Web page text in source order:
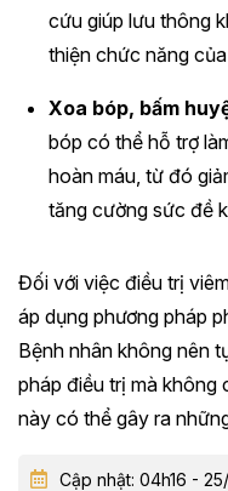
cứu giúp lưu thông
thiện chức năng
Xoa bóp, bấm
bóp có thể hỗ trợ
hoàn máu, từ đó
tăng cường sức đề
Đối với việc điều trị
áp dụng phương pháp
Bệnh nhân không nên
pháp điều trị mà không
này có thể gây ra
Cập nhật: 04h16 -